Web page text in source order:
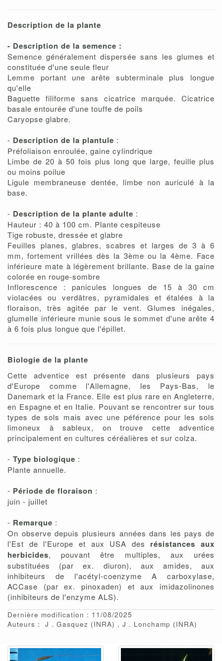
Description de la plante
- Description de la semence :
Semence généralement dispersée sans les glumes et
constituée d'une seule fleur
Lemme portant une arête subterminale plus longue
qu'elle
Baguette filiforme sans cicatrice marquée. Cicatrice
basale entourée d'une touffe de poils
Caryopse glabre.
- Description de la plantule :
Préfoliaison enroulée, gaine cylindrique
Limbe de 20 à 50 fois plus long que large, feuille plus
ou moins poilue
Ligule membraneuse dentée, limbe non auriculé à la
base.
- Description de la plante adulte :
Hauteur : 40 à 100 cm. Plante cespiteuse
Tige robuste, dressée et glabre
Feuilles planes, glabres, scabres et larges de 3 à 6
mm, fortement vrillées dès la 3ème ou la 4ème. Face
inférieure mate à légèrement brillante. Base de la gaine
colorée en rouge-sombre
Inflorescence : panicules longues de 15 à 30 cm
violacées ou verdâtres, pyramidales et étalées à la
floraison, très agitée par le vent. Glumes inégales,
glumelle inférieure munie sous le sommet d'une arête 4
à 6 fois plus longue que l'épillet.
Biologie de la plante
Cette adventice est présente dans plusieurs pays
d'Europe comme l'Allemagne, les Pays-Bas, le
Danemark et la France. Elle est plus rare en Angleterre,
en Espagne et en Italie. Pouvant se rencontrer sur tous
types de sols mais avec une péférence pour les sols
limoneux à sableux, on trouve cette adventice
principalement en cultures céréalières et sur colza.
- Type biologique :
Plante annuelle.
- Période de floraison :
juin - juillet
- Remarque :
On observe depuis plusieurs années dans les pays de
l'Est de l'Europe et aux USA des résistances aux
herbicides, pouvant être multiples, aux urées
substituées (par ex. diuron), aux amides, aux
inhibiteurs de l'acétyl-coenzyme A carboxylase,
ACCase (par ex. pinoxaden) et aux imidazolinones
(inhibiteurs de l'enzyme ALS).
Dernière modification : 11/08/2025
Auteurs :
J Gasquez (INRA) J Lonchamp (INRA)